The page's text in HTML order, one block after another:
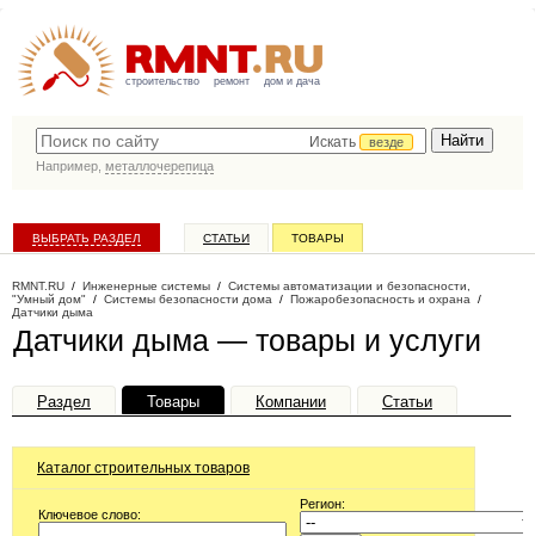
строительство ремонт дом и дача
Искать
везде
Например, металлочерепица
ВЫБРАТЬ РАЗДЕЛ СТАТЬИ ТОВАРЫ
RMNT.RU / Инженерные системы / Системы автоматизации и безопасности,
"Умный дом" / Системы безопасности дома / Пожаробезопасность и охрана /
Датчики дыма
Датчики дыма — товары и услуги
Раздел Товары Компании Статьи
Каталог строительных товаров
Ключевое слово:
Регион: